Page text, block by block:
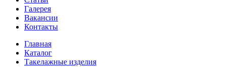
Галерея
Вакансии
Контакты
Главная
Каталог
Такелажные изделия